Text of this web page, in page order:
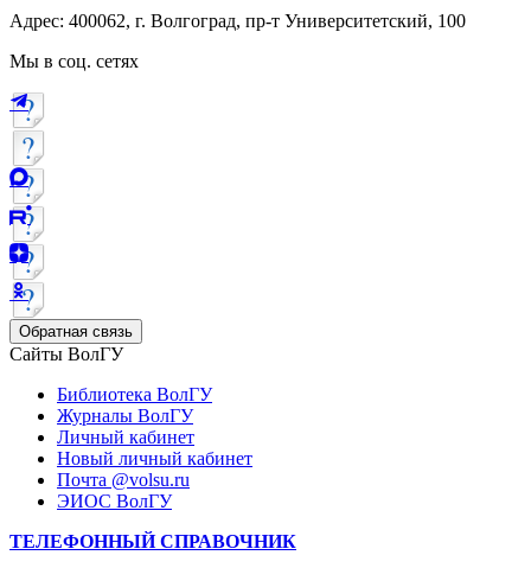
Адрес: 400062, г. Волгоград, пр-т Университетский, 100
Мы в соц. сетях
Обратная связь
Сайты ВолГУ
Библиотека ВолГУ
Журналы ВолГУ
Личный кабинет
Новый личный кабинет
Почта @volsu.ru
ЭИОС ВолГУ
ТЕЛЕФОННЫЙ СПРАВОЧНИК